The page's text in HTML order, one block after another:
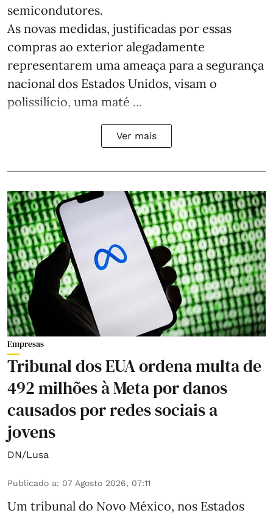
semicondutores.
As novas medidas, justificadas por essas
compras ao exterior alegadamente
representarem uma ameaça para a segurança
nacional dos Estados Unidos, visam o
polissilício, uma maté ...
Ver mais
Empresas
Tribunal dos EUA ordena multa de
492 milhões à Meta por danos
causados por redes sociais a
jovens
DN/Lusa
Publicado a: 07 Agosto 2026, 07:11
Um tribunal do Novo México, nos Estados